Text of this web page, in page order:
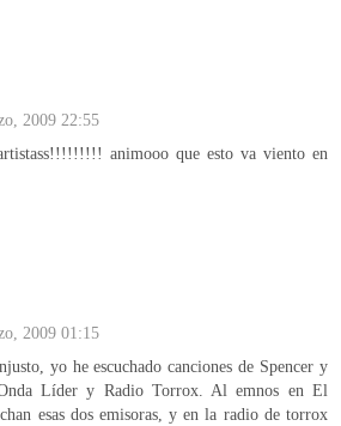
2009 22:55
animooo que esto va viento en
2009 01:15
yo he escuchado canciones de Spencer y
Líder y Radio Torrox. Al emnos en El
esas dos emisoras, y en la radio de torrox